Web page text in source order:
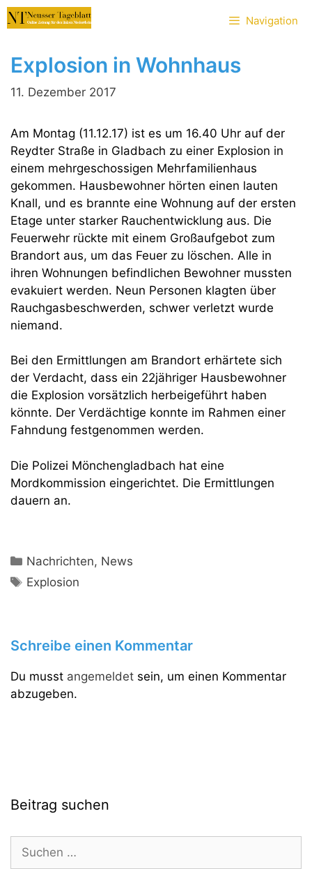
Zum
Inhalt
Navigation
Explosion in Wohnhaus
11. Dezember 2017
Am Montag (11.12.17) ist es um 16.40 Uhr auf der
Reydter Straße in Gladbach zu einer Explosion in
einem mehrgeschossigen Mehrfamilienhaus
gekommen. Hausbewohner hörten einen lauten
Knall, und es brannte eine Wohnung auf der ersten
Etage unter starker Rauchentwicklung aus. Die
Feuerwehr rückte mit einem Großaufgebot zum
Brandort aus, um das Feuer zu löschen. Alle in
ihren Wohnungen befindlichen Bewohner mussten
evakuiert werden. Neun Personen klagten über
Rauchgasbeschwerden, schwer verletzt wurde
niemand.
Bei den Ermittlungen am Brandort erhärtete sich
der Verdacht, dass ein 22jähriger Hausbewohner
die Explosion vorsätzlich herbeigeführt haben
könnte. Der Verdächtige konnte im Rahmen einer
Fahndung festgenommen werden.
Die Polizei Mönchengladbach hat eine
Mordkommission eingerichtet. Die Ermittlungen
dauern an.
Kategorien
Nachrichten, News
Schlagwörter
Explosion
Schreibe einen Kommentar
Du musst angemeldet sein, um einen Kommentar
abzugeben.
Beitrag suchen
nach: